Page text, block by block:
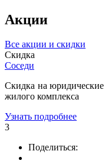
Акции
Все акции и скидки
Скидка
Соседи
Скидка на
жилого комплекса
Узнать подробнее
3
Поделиться: